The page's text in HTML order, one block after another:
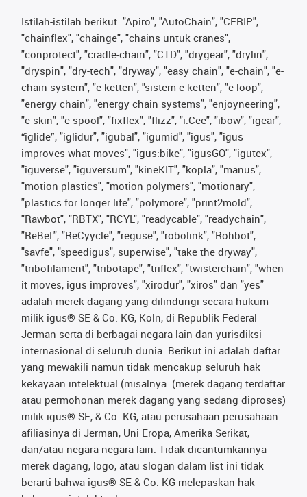
Istilah-istilah berikut: "Apiro", "AutoChain", "CFRIP",
"chainflex", "chainge", "chains untuk cranes",
"conprotect", "cradle-chain", "CTD", "drygear", "drylin",
"dryspin", "dry-tech", "dryway", "easy chain", "e-chain", "e-
chain system", "e-ketten", "sistem e-ketten", "e-loop",
"energy chain", "energy chain systems", "enjoyneering",
"e-skin", "e-spool", "fixflex", "flizz", "i.Cee", "ibow", "igear",
“iglide”, "iglidur", "igubal", "igumid", "igus", "igus
improves what moves", "igus:bike", "igusGO", "igutex",
"iguverse", "iguversum", "kineKIT", "kopla", "manus",
"motion plastics", "motion polymers", "motionary",
"plastics for longer life", "polymore", "print2mold",
"Rawbot", "RBTX", "RCYL", "readycable", "readychain",
"ReBeL", "ReCyycle", "reguse", "robolink", "Rohbot",
"savfe", "speedigus", superwise", "take the dryway",
"tribofilament", "tribotape", "triflex", "twisterchain", "when
it moves, igus improves", "xirodur", "xiros" dan "yes"
adalah merek dagang yang dilindungi secara hukum
milik igus® SE & Co. KG, Köln, di Republik Federal
Jerman serta di berbagai negara lain dan yurisdiksi
internasional di seluruh dunia. Berikut ini adalah daftar
yang mewakili namun tidak mencakup seluruh hak
kekayaan intelektual (misalnya. (merek dagang terdaftar
atau permohonan merek dagang yang sedang diproses)
milik igus® SE, & Co. KG, atau perusahaan-perusahaan
afiliasinya di Jerman, Uni Eropa, Amerika Serikat,
dan/atau negara-negara lain. Tidak dicantumkannya
merek dagang, logo, atau slogan dalam list ini tidak
berarti bahwa igus® SE & Co. KG melepaskan hak